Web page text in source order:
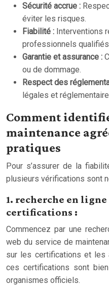
Sécurité accrue :
éviter les risques.
Fiabilité : Interventions
professionnels
Garantie et assurance :
ou de dommage.
Respect des
légales et
Comment
maintenance
pratiques
Pour s’assurer de la
plusieurs vérifications sont
1. recherche en
certifications :
Commencez par une
web du service de
sur les certifications et les
ces certifications sont
organismes officiels.